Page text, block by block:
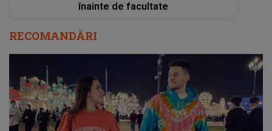
înainte de facultate
RECOMANDĂRI